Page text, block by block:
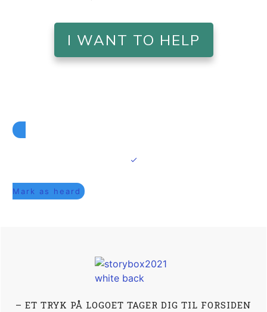
I WANT TO HELP
Mark as heard
– ET TRYK PÅ LOGOET TAGER DIG TIL FORSIDEN